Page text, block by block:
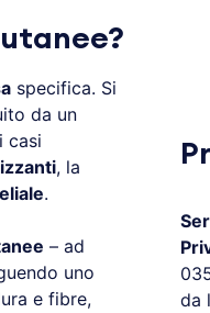
specifica. Si
da un
casi
, la
.
– ad
uno
e fibre,
da